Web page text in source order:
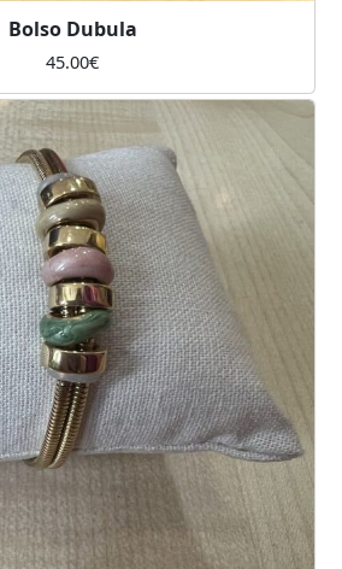
Bolso Dubula
45.00€